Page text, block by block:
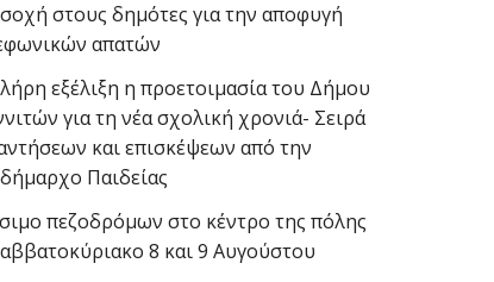
στους δημότες για την αποφυγή
απατών
εξέλιξη η προετοιμασία του Δήμου
για τη νέα σχολική χρονιά- Σειρά
και επισκέψεων από την
Παιδείας
πεζοδρόμων στο κέντρο της πόλης
8 και 9 Αυγούστου